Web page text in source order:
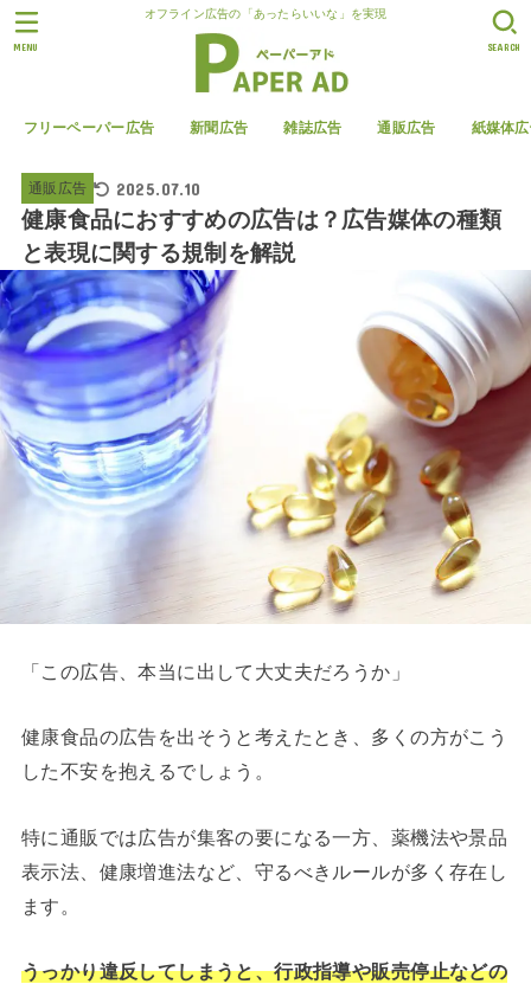
オフライン広告の「あったらいいな」を実現
フリーペーパー広告 新聞広告 雑誌広告 通販広告 紙媒体
SEARCH
MENU
通販広告 2025.07.10
健康食品におすすめの広告は？広告媒体の種類
と表現に関する規制を解説
「この広告、本当に出して大丈夫だろうか」
健康食品の広告を出そうと考えたとき、多くの方がこう
した不安を抱えるでしょう。
特に通販では広告が集客の要になる一方、薬機法や景品
表示法、健康増進法など、守るべきルールが多く存在し
ます。
うっかり違反してしまうと、行政指導や販売停止などの